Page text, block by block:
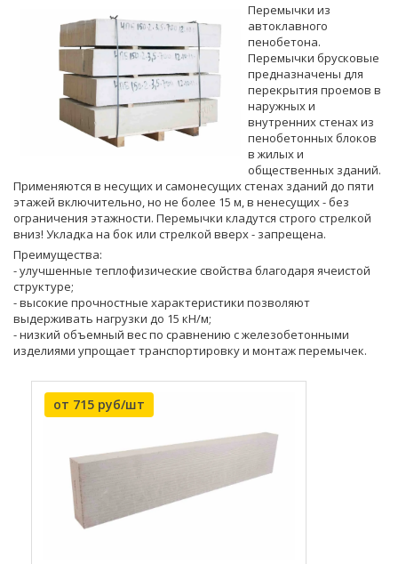
Перемычки из
автоклавного
пенобетона.
Перемычки брусковые
предназначены для
перекрытия проемов в
наружных и
внутренних стенах из
пенобетонных блоков
в жилых и
общественных зданий.
Применяются в несущих и самонесущих стенах зданий до пяти
этажей включительно, но не более 15 м, в ненесущих - без
ограничения этажности. Перемычки кладутся строго стрелкой
вниз! Укладка на бок или стрелкой вверх - запрещена.
Преимущества:
- улучшенные теплофизические свойства благодаря ячеистой
структуре;
- высокие прочностные характеристики позволяют
выдерживать нагрузки до 15 кН/м;
- низкий объемный вес по сравнению с железобетонными
изделиями упрощает транспортировку и монтаж перемычек.
от 715 руб/шт